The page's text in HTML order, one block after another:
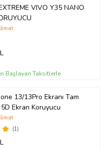
VIVO Y35 NANO
Başlayan Taksitlerle
13/13Pro Ekranı Tam
Ekran Koruyucu
(1)